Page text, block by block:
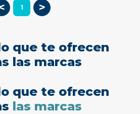
1 >
que te ofrecen
las marcas
que te ofrecen
las marcas